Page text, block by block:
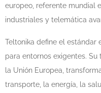
europeo, referente mundial
industriales y telemática
Teltonika define el estándar
para entornos exigentes.
la Unión Europea,
transporte, la energía, la